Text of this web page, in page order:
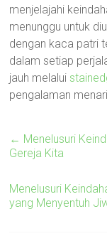
menjelajahi
menunggu untuk
dengan kaca patri
dalam setiap
jauh melalui
pengalaman
← Menelusuri
Gereja Kita
Menelusuri
yang Menyentuh